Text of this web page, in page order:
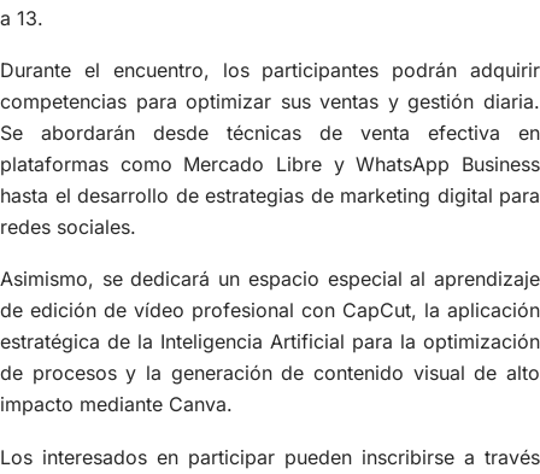
a 13.
Durante el encuentro, los participantes podrán adquirir
competencias para optimizar sus ventas y gestión diaria.
Se abordarán desde técnicas de venta efectiva en
plataformas como Mercado Libre y WhatsApp Business
hasta el desarrollo de estrategias de marketing digital para
redes sociales.
Asimismo, se dedicará un espacio especial al aprendizaje
de edición de vídeo profesional con CapCut, la aplicación
estratégica de la Inteligencia Artificial para la optimización
de procesos y la generación de contenido visual de alto
impacto mediante Canva.
Los interesados en participar pueden inscribirse a través